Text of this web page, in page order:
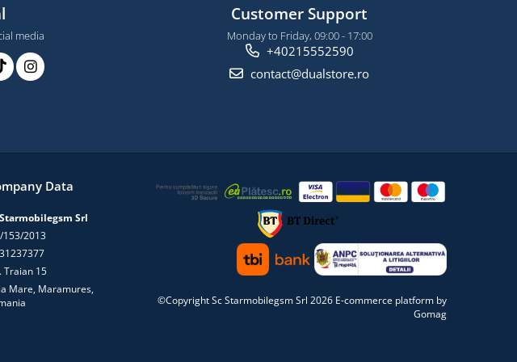
media
Customer Support
Monday to Friday, 09:00 - 17:00
+40215552590
contact@dualstore.ro
Data
Srl
153/2013
Traian 15
Mare, Maramures,
©Copyright Sc Starmobilegsm Srl 2026 E-commerce platform by
Gomag